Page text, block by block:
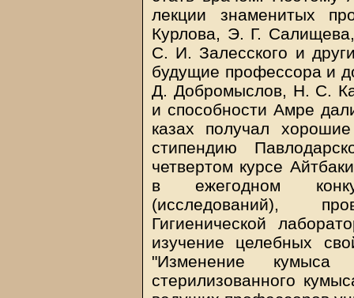
лекции знаменитых
Курлова, Э. Г.
С. И. Залесского и
будущие профессора и
Д. Добромыслов, Н. С.
и способности Амре
казах получал
стипендию
четвертом курсе
в ежегодном
(исследований),
Гигиенической
изучение целебных
"Изменение
стерилизованного